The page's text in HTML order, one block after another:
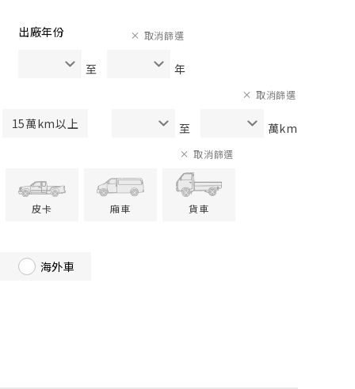
出廠年份
至 年
取消篩選
15萬km以上 至 萬km
取消篩選
皮卡 廂車 貨車
取消篩選
海外車